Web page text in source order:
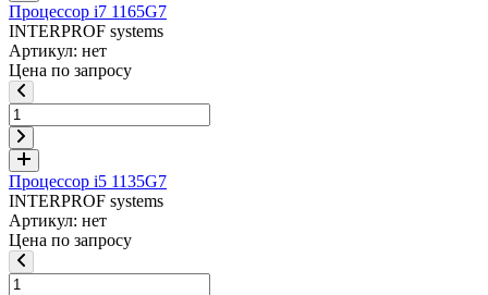
Процессор i7 1165G7
INTERPROF systems
Артикул: нет
Цена по запросу
Процессор i5 1135G7
INTERPROF systems
Артикул: нет
Цена по запросу